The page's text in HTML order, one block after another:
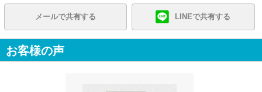
メールで共有する LINEで共有する
お客様の声